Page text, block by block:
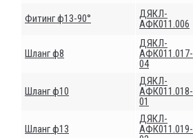
Фитинг ф13-90°
ДЯКЛ-
АФК011.006
Шланг ф8
ДЯКЛ-
АФК011.017-
04
Шланг ф10
ДЯКЛ-
АФК011.018-
01
Шланг ф13
ДЯКЛ-
АФК011.019-